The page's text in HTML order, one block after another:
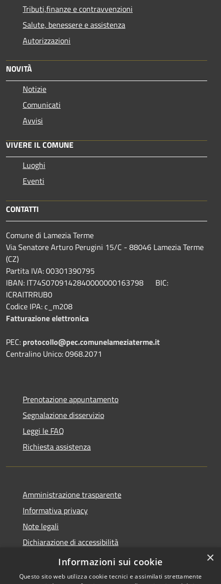
Tributi,finanze e contravvenzioni
Salute, benessere e assistenza
Autorizzazioni
NOVITÀ
Notizie
Comunicati
Avvisi
VIVERE IL COMUNE
Luoghi
Eventi
CONTATTI
Comune di Lamezia Terme
Via Senatore Arturo Perugini 15/C - 88046 Lamezia Terme
(CZ)
Partita IVA: 00301390795
IBAN: IT74S0709142840000000163798 BIC:
ICRAITRRUB0
Codice IPA: c_m208
Fatturazione elettronica
PEC: protocollo@pec.comunelameziaterme.it
Centralino Unico: 0968.2071
Prenotazione appuntamento
Segnalazione disservizio
Leggi le FAQ
Richiesta assistenza
Amministrazione trasparente
Informativa privacy
Note legali
Dichiarazione di accessibilità
Feedback accessibilità
×
Informazioni sui cookie
Questo sito web utilizza cookie tecnici e assimilati strettamente